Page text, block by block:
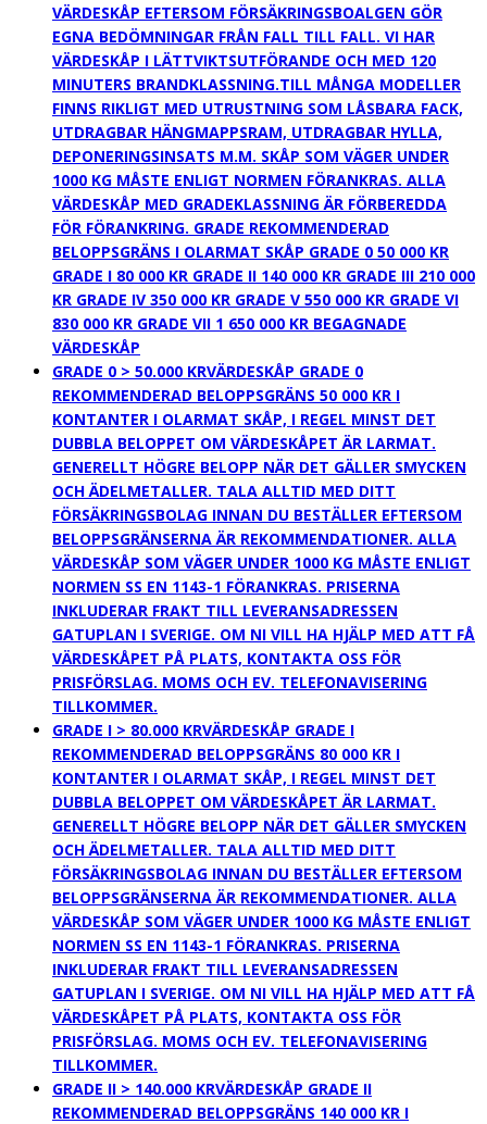
VÄRDESKÅP EFTERSOM FÖRSÄKRINGSBOALGEN GÖR
EGNA BEDÖMNINGAR FRÅN FALL TILL FALL. VI HAR
VÄRDESKÅP I LÄTTVIKTSUTFÖRANDE OCH MED 120
MINUTERS BRANDKLASSNING.TILL MÅNGA MODELLER
FINNS RIKLIGT MED UTRUSTNING SOM LÅSBARA FACK,
UTDRAGBAR HÄNGMAPPSRAM, UTDRAGBAR HYLLA,
DEPONERINGSINSATS M.M. SKÅP SOM VÄGER UNDER
1000 KG MÅSTE ENLIGT NORMEN FÖRANKRAS. ALLA
VÄRDESKÅP MED GRADEKLASSNING ÄR FÖRBEREDDA
FÖR FÖRANKRING. GRADE REKOMMENDERAD
BELOPPSGRÄNS I OLARMAT SKÅP GRADE 0 50 000 KR
GRADE I 80 000 KR GRADE II 140 000 KR GRADE III 210 000
KR GRADE IV 350 000 KR GRADE V 550 000 KR GRADE VI
830 000 KR GRADE VII 1 650 000 KR BEGAGNADE
VÄRDESKÅP
GRADE 0 > 50.000 KRVÄRDESKÅP GRADE 0
REKOMMENDERAD BELOPPSGRÄNS 50 000 KR I
KONTANTER I OLARMAT SKÅP, I REGEL MINST DET
DUBBLA BELOPPET OM VÄRDESKÅPET ÄR LARMAT.
GENERELLT HÖGRE BELOPP NÄR DET GÄLLER SMYCKEN
OCH ÄDELMETALLER. TALA ALLTID MED DITT
FÖRSÄKRINGSBOLAG INNAN DU BESTÄLLER EFTERSOM
BELOPPSGRÄNSERNA ÄR REKOMMENDATIONER. ALLA
VÄRDESKÅP SOM VÄGER UNDER 1000 KG MÅSTE ENLIGT
NORMEN SS EN 1143-1 FÖRANKRAS. PRISERNA
INKLUDERAR FRAKT TILL LEVERANSADRESSEN
GATUPLAN I SVERIGE. OM NI VILL HA HJÄLP MED ATT FÅ
VÄRDESKÅPET PÅ PLATS, KONTAKTA OSS FÖR
PRISFÖRSLAG. MOMS OCH EV. TELEFONAVISERING
TILLKOMMER.
GRADE I > 80.000 KRVÄRDESKÅP GRADE I
REKOMMENDERAD BELOPPSGRÄNS 80 000 KR I
KONTANTER I OLARMAT SKÅP, I REGEL MINST DET
DUBBLA BELOPPET OM VÄRDESKÅPET ÄR LARMAT.
GENERELLT HÖGRE BELOPP NÄR DET GÄLLER SMYCKEN
OCH ÄDELMETALLER. TALA ALLTID MED DITT
FÖRSÄKRINGSBOLAG INNAN DU BESTÄLLER EFTERSOM
BELOPPSGRÄNSERNA ÄR REKOMMENDATIONER. ALLA
VÄRDESKÅP SOM VÄGER UNDER 1000 KG MÅSTE ENLIGT
NORMEN SS EN 1143-1 FÖRANKRAS. PRISERNA
INKLUDERAR FRAKT TILL LEVERANSADRESSEN
GATUPLAN I SVERIGE. OM NI VILL HA HJÄLP MED ATT FÅ
VÄRDESKÅPET PÅ PLATS, KONTAKTA OSS FÖR
PRISFÖRSLAG. MOMS OCH EV. TELEFONAVISERING
TILLKOMMER.
GRADE II > 140.000 KRVÄRDESKÅP GRADE II
REKOMMENDERAD BELOPPSGRÄNS 140 000 KR I